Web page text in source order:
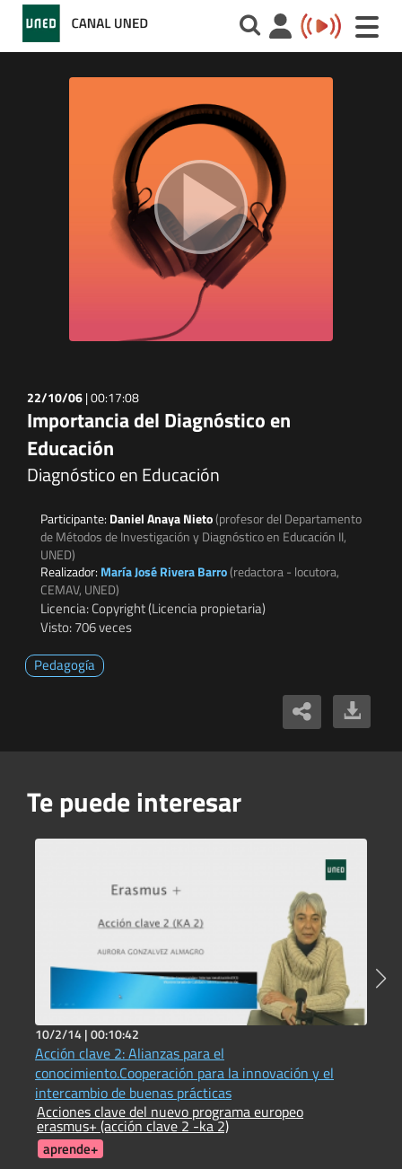
Toggle
22/10/06|00:17:08
Importancia del Diagnóstico en
Educación
Diagnóstico en Educación
Participante: Daniel Anaya Nieto(profesor del Departamento
de Métodos de Investigación y Diagnóstico en Educación II,
UNED)
Realizador: María José Rivera Barro(redactora - locutora,
CEMAV, UNED)
Licencia: Copyright (Licencia propietaria)
Visto: 706 veces
Pedagogía
Te puede interesar
10/2/14 |00:10:42
Acción clave 2: Alianzas para el
conocimiento.Cooperación para la innovación y el
intercambio de buenas prácticas
Acciones clave del nuevo programa europeo
erasmus+ (acción clave 2 -ka 2)
aprende+